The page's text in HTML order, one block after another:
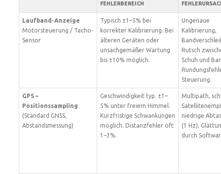
FEHLERBEREICH
Laufband-Anzeige
Motorsteuerung / Tacho-
Sensor
Typisch ±1–5% bei
korrekter Kalibrierung. Bei
älteren Geräten oder
unsachgemäßer Wartung
bis ±10% möglich.
Ungenaue
Kalibrierung,
Rutsch
Schuh und
Steuerung.
GPS –
Positionssampling
(Standard GNSS,
Abstandsmessung)
Geschwindigkeit typ. ±1–
5% unter freiem Himmel.
Kurzfristige Schwankungen
möglich. Distanzfehler oft
1–3%.
Multipath,
niedrige
(1 Hz),
durch